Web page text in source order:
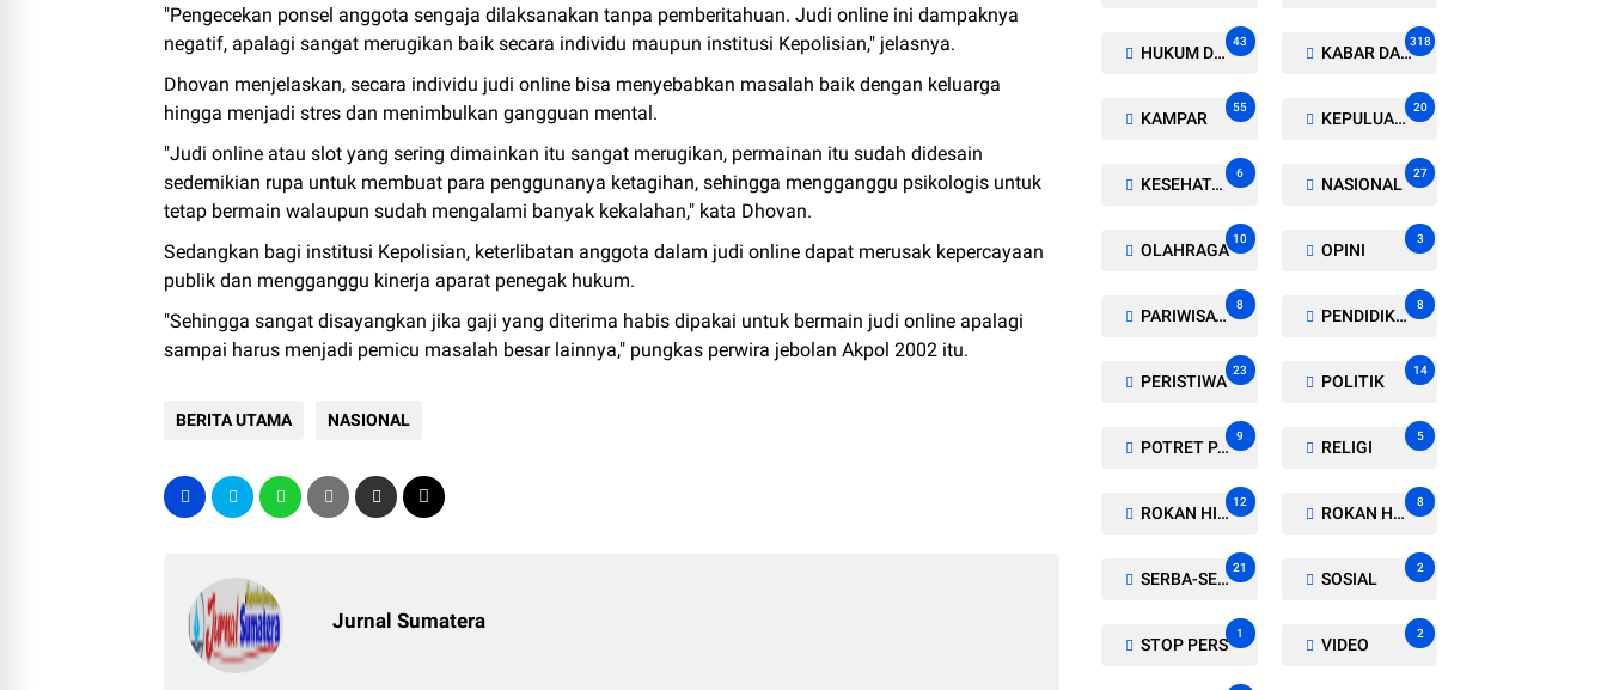
"Pengecekan ponsel anggota sengaja dilaksanakan tanpa pemberitahuan. Judi online ini dampaknya
negatif, apalagi sangat merugikan baik secara individu maupun institusi Kepolisian," jelasnya.
Dhovan menjelaskan, secara individu judi online bisa menyebabkan masalah baik dengan keluarga
hingga menjadi stres dan menimbulkan gangguan mental.
"Judi online atau slot yang sering dimainkan itu sangat merugikan, permainan itu sudah didesain
sedemikian rupa untuk membuat para penggunanya ketagihan, sehingga mengganggu psikologis untuk
tetap bermain walaupun sudah mengalami banyak kekalahan," kata Dhovan.
Sedangkan bagi institusi Kepolisian, keterlibatan anggota dalam judi online dapat merusak kepercayaan
publik dan mengganggu kinerja aparat penegak hukum.
"Sehingga sangat disayangkan jika gaji yang diterima habis dipakai untuk bermain judi online apalagi
sampai harus menjadi pemicu masalah besar lainnya," pungkas perwira jebolan Akpol 2002 itu.
BERITA UTAMA NASIONAL
Jurnal Sumatera
HUKUM DAN KRIMINAL
43
KABAR DAERAH
318
KAMPAR
55
KEPULUAN MERANTI
20
KESEHATAN
6
NASIONAL
27
OLAHRAGA
10
OPINI
3
PARIWISATA
8
PENDIDIKAN
8
PERISTIWA
23
POLITIK
14
POTRET PARLEMEN
9
RELIGI
5
ROKAN HILIR
12
ROKAN HULU
8
SERBA-SERBI
21
SOSIAL
2
STOP PERS
1
VIDEO
2